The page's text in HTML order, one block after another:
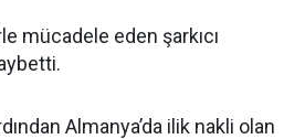
mücadele eden şarkıcı
Almanya’da ilik nakli olan